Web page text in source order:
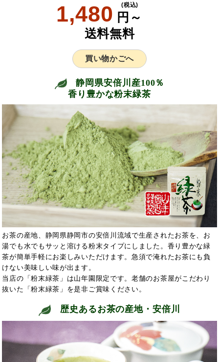
1,480 円～
(税込)
送料無料
買い物かごへ
静岡県安倍川産100％
香り豊かな粉末緑茶
お茶の産地、静岡県静岡市の安倍川流域で生産されたお茶を、お
湯でも水でもサッと溶ける粉末タイプにしました。香り豊かな緑
茶が簡単手軽にお楽しみいただけます。急須で淹れたお茶にも負
けない美味しい味が出ます。
当店の「粉末緑茶」は山年園限定です。老舗のお茶屋がこだわり
抜いた「粉末緑茶」を是非ご賞味ください。
歴史あるお茶の産地・安倍川